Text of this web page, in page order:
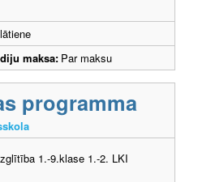
maksa: Par maksu
programma
1.-9.klase 1.-2. LKI